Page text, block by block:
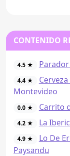
CONTENIDO
4.5 ★
4.4 ★
Montevideo
0.0 ★ Carrito
4.2 ★ La
4.9 ★
Lo De
Paysandu